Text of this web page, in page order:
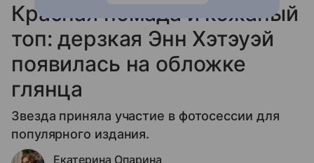
Красная помада и кожаный
топ: дерзкая Энн Хэтэуэй
появилась на обложке
глянца
Звезда приняла участие в фотосессии для
популярного издания.
Екатерина Опарина